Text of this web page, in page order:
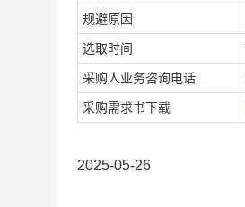
规避原因
选取时间
采购人业务咨询电话
采购需求书下载
2025-05-26